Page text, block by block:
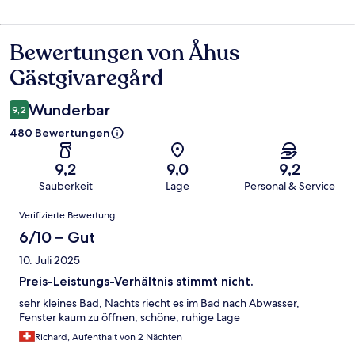
Bewertungen
Bewertungen von Åhus
Gästgivaregård
9,2 Wunderbar
480 Bewertungen
9,2
Sauberkeit
9,0
Lage
9,2
Personal & Service
Bewertungen
Verifizierte Bewertung
6/10 – Gut
10. Juli 2025
Preis-Leistungs-Verhältnis stimmt nicht.
sehr kleines Bad, Nachts riecht es im Bad nach Abwasser,
Fenster kaum zu öffnen, schöne, ruhige Lage
Richard, Aufenthalt von 2 Nächten